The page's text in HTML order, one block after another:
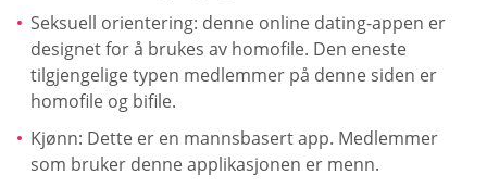
Seksuell orientering: denne online dating-appen er
designet for å brukes av homofile. Den eneste
tilgjengelige typen medlemmer på denne siden er
homofile og bifile.
Kjønn: Dette er en mannsbasert app. Medlemmer
som bruker denne applikasjonen er menn.